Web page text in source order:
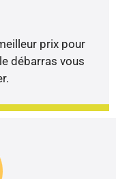
prix pour
débarras vous